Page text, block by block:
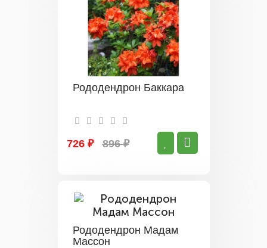
Рододендрон Баккара
726 ₽ 896 ₽
Рододендрон Мадам
Массон